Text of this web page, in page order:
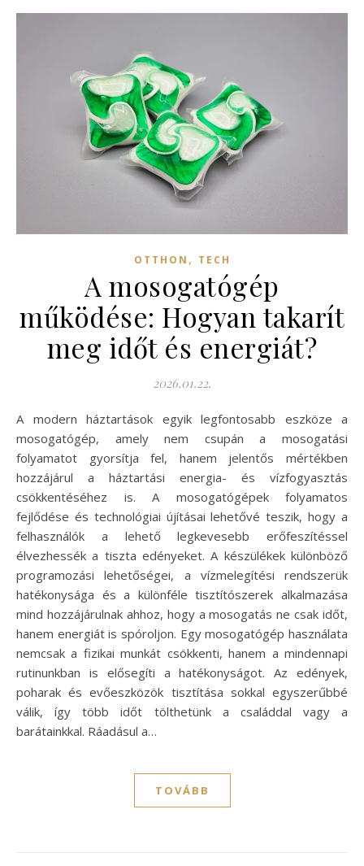
OTTHON , TECH
A mosogatógép
működése: Hogyan takarít
meg időt és energiát?
2026.01.22.
A modern háztartások egyik legfontosabb eszköze a
mosogatógép, amely nem csupán a mosogatási
folyamatot gyorsítja fel, hanem jelentős mértékben
hozzájárul a háztartási energia- és vízfogyasztás
csökkentéséhez is. A mosogatógépek folyamatos
fejlődése és technológiai újításai lehetővé teszik, hogy a
felhasználók a lehető legkevesebb erőfeszítéssel
élvezhessék a tiszta edényeket. A készülékek különböző
programozási lehetőségei, a vízmelegítési rendszerük
hatékonysága és a különféle tisztítószerek alkalmazása
mind hozzájárulnak ahhoz, hogy a mosogatás ne csak időt,
hanem energiát is spóroljon. Egy mosogatógép használata
nemcsak a fizikai munkát csökkenti, hanem a mindennapi
rutinunkban is elősegíti a hatékonyságot. Az edények,
poharak és evőeszközök tisztítása sokkal egyszerűbbé
válik, így több időt tölthetünk a családdal vagy a
barátainkkal. Ráadásul a…
TOVÁBB